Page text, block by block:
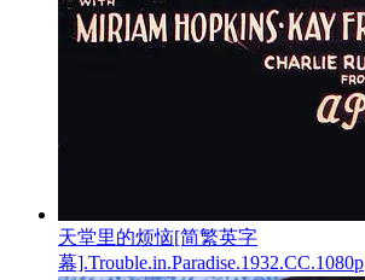
天堂里的烦恼[简繁英字
幕].Trouble.in.Paradise.1932.CC.1080p